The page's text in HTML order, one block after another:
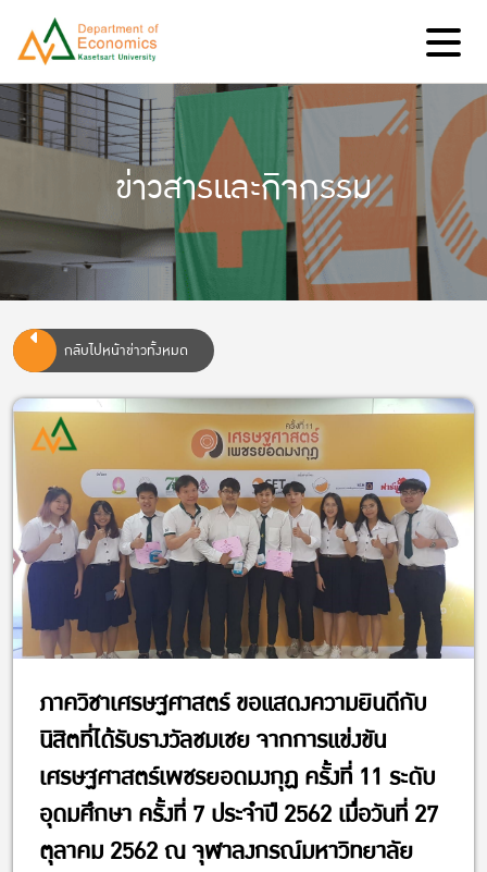
ข่าวสารและกิจกรรม
กลับไปหน้าข่าวทั้งหมด
ภาควิชาเศรษฐศาสตร์ ขอแสดงความยินดีกับ
นิสิตที่ได้รับรางวัลชมเชย จากการแข่งขัน
เศรษฐศาสตร์เพชรยอดมงกุฏ ครั้งที่ 11 ระดับ
อุดมศึกษา ครั้งที่ 7 ประจำปี 2562 เมื่อวันที่ 27
ตุลาคม 2562 ณ จุฬาลงกรณ์มหาวิทยาลัย